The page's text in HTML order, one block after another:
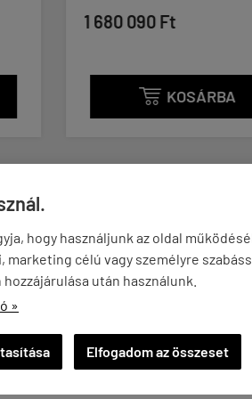
hogy használjunk az oldal
célú vagy személyre
után használunk.
»
Elfogadom az összeset
1 680 090 Ft
 KOSÁRBA
biztosítja a teljes
mm vastagságú ABS burkolat
torony (IT9525), kettős rendszert